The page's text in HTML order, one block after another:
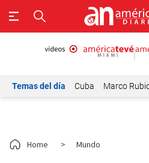
Temas del día Cuba Marco
Home > Mundo